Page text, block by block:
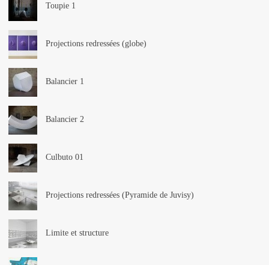
Toupie 1
Projections redressées (globe)
Balancier 1
Balancier 2
Culbuto 01
Projections redressées (Pyramide de Juvisy)
Limite et structure